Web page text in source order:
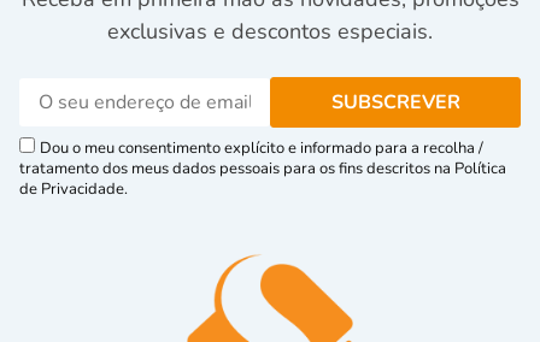
exclusivas e descontos especiais.
Dou o meu consentimento explícito e informado para a recolha /
tratamento dos meus dados pessoais para os fins descritos na Política
de Privacidade.